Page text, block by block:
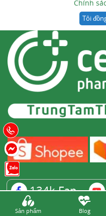
Chính
Tôi
134kFan
Sản phẩm Blog